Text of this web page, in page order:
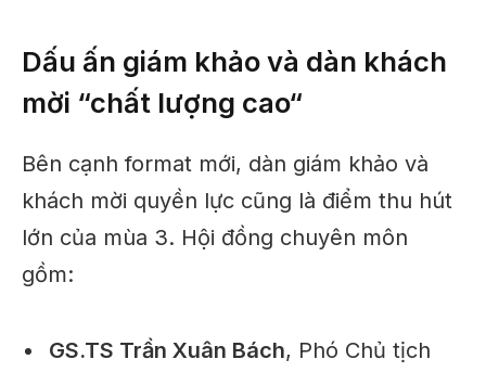
Dấu ấn giám khảo và dàn khách
mời “chất lượng cao“
Bên cạnh format mới, dàn giám khảo và
khách mời quyền lực cũng là điểm thu hút
lớn của mùa 3. Hội đồng chuyên môn
gồm:
GS.TS Trần Xuân Bách, Phó Chủ tịch